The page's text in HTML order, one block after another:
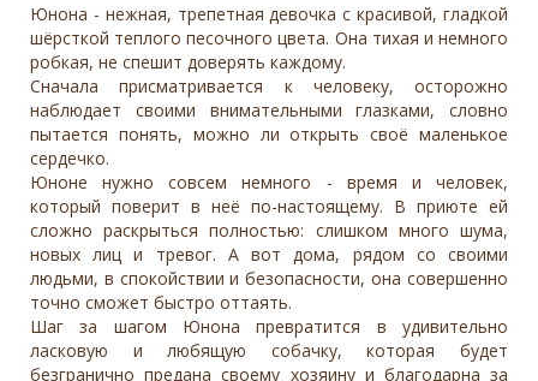
Юнона - нежная, трепетная девочка с красивой, гладкой
шёрсткой теплого песочного цвета. Она тихая и немного
робкая, не спешит доверять каждому.
Сначала присматривается к человеку, осторожно
наблюдает своими внимательными глазками, словно
пытается понять, можно ли открыть своё маленькое
сердечко.
Юноне нужно совсем немного - время и человек,
который поверит в неё по-настоящему. В приюте ей
сложно раскрыться полностью: слишком много шума,
новых лиц и тревог. А вот дома, рядом со своими
людьми, в спокойствии и безопасности, она совершенно
точно сможет быстро оттаять.
Шаг за шагом Юнона превратится в удивительно
ласковую и любящую собачку, которая будет
безгранично предана своему хозяину и благодарна за